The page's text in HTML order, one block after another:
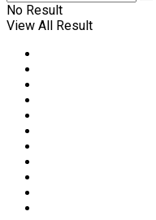
No Result
View All Result